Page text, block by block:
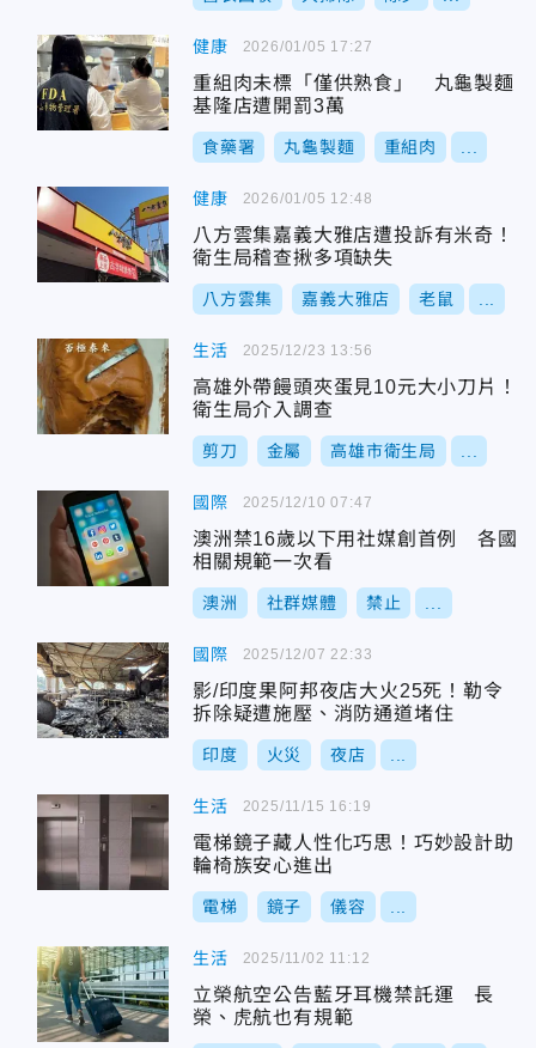
健康
重組肉未標「僅供熟食」 丸龜製麵
基隆店遭開罰3萬
食藥署 丸龜製麵 重組肉
2026/01/05 17:27
健康
八方雲集嘉義大雅店遭投訴有米奇！
衛生局稽查揪多項缺失
八方雲集 嘉義大雅店 老鼠
2026/01/05 12:48
生活
高雄外帶饅頭夾蛋見10元大小刀片！
衛生局介入調查
剪刀 金屬 高雄市衛生局
2025/12/23 13:56
國際
澳洲禁16歲以下用社媒創首例 各國
相關規範一次看
澳洲 社群媒體 禁止
2025/12/10 07:47
國際
影/印度果阿邦夜店大火25死！勒令
拆除疑遭施壓、消防通道堵住
印度 火災 夜店
2025/12/07 22:33
生活
電梯鏡子藏人性化巧思！巧妙設計助
輪椅族安心進出
電梯 鏡子 儀容
2025/11/15 16:19
生活
立榮航空公告藍牙耳機禁託運 長
榮、虎航也有規範
2025/11/02 11:12